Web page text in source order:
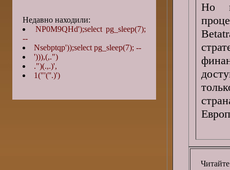
Но
Недавно находили:
NP0M9QHd');select pg_sleep(7);
--
Nsebptqp'));select pg_sleep(7); --
'))),(,.")
.")(.,.)',
1("'(''.)')